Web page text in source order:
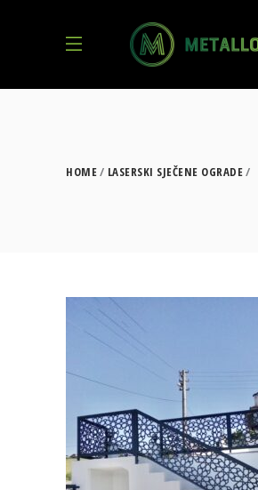
HOME LASERSKI SJEČENE OGRADE